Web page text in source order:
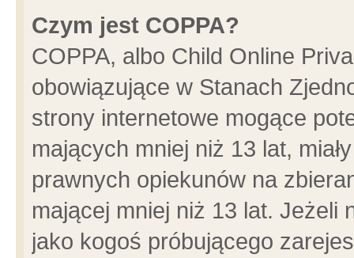
Czym jest COPPA?
COPPA, albo Child Online
obowiązujące w Stanach
strony internetowe mogące
mających mniej niż 13 lat,
prawnych opiekunów na
mającej mniej niż 13 lat. Jeżeli
jako kogoś próbującego